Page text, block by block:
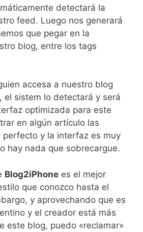
detectará la
feed. Luego nos generará
que pegar en la
blog, entre los tags
accesa a nuestro blog
el sistem lo detectará y será
optimizada para este
en algún artículo las
perfecto y la interfaz es muy
hay nada que sobrecargue.
Blog2iPhone es el mejor
que conozco hasta el
y aprovechando que es
y el creador está más
este blog, puedo «reclamar»